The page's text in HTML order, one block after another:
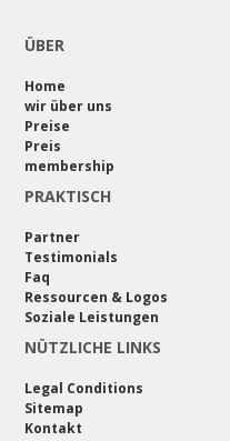
ÜBER
Home
wir über uns
Preise
Preis
membership
PRAKTISCH
Partner
Testimonials
Faq
Ressourcen & Logos
Soziale Leistungen
NÜTZLICHE LINKS
Legal Conditions
Sitemap
Kontakt